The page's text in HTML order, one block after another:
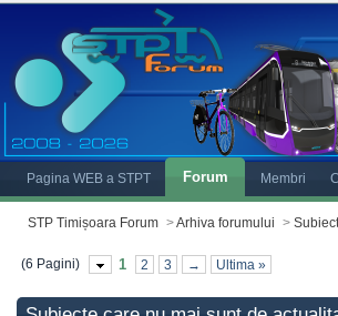
Pagina WEB a STPT Forum Membri
STP Timișoara Forum >Arhiva forumului >
(6 Pagini) 1 2 3 → Ultima »